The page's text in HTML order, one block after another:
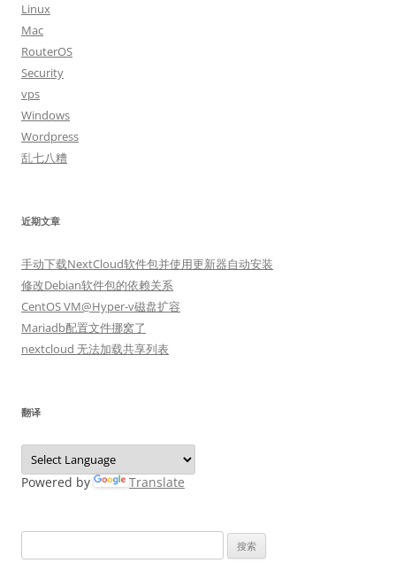
Linux
Mac
RouterOS
Security
vps
Windows
Wordpress
乱七八糟
近期文章
手动下载NextCloud软件包并使用更新器自动安装
修改Debian软件包的依赖关系
CentOS VM@Hyper-v磁盘扩容
Mariadb配置文件挪窝了
nextcloud 无法加载共享列表
翻译
Powered by Translate
索：